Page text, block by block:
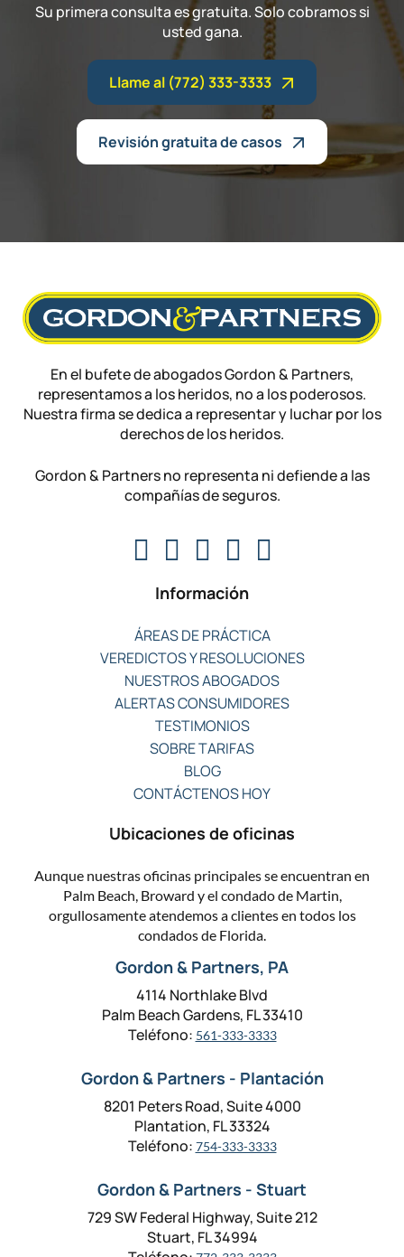
Su primera consulta es gratuita. Solo cobramos si
usted gana.
Llame al (772) 333-3333
Revisión gratuita de casos
En el bufete de abogados Gordon & Partners,
representamos a los heridos, no a los poderosos.
Nuestra firma se dedica a representar y luchar por los
derechos de los heridos.
Gordon & Partners no representa ni defiende a las
compañías de seguros.
Información
ÁREAS DE PRÁCTICA
VEREDICTOS Y RESOLUCIONES
NUESTROS ABOGADOS
ALERTAS CONSUMIDORES
TESTIMONIOS
SOBRE TARIFAS
BLOG
CONTÁCTENOS HOY
Ubicaciones de oficinas
Aunque nuestras oficinas principales se encuentran en
Palm Beach, Broward y el condado de Martin,
orgullosamente atendemos a clientes en todos los
condados de Florida.
Gordon & Partners, PA
4114 Northlake Blvd
Palm Beach Gardens, FL 33410
Teléfono: 561-333-3333
Gordon & Partners - Plantación
8201 Peters Road, Suite 4000
Plantation, FL 33324
Teléfono: 754-333-3333
Gordon & Partners - Stuart
729 SW Federal Highway, Suite 212
Stuart, FL 34994